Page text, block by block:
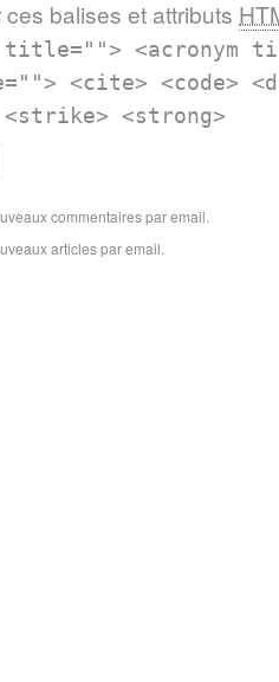
balises et attributs
<acronym
<cite> <code>
<strong>
commentaires par email.
articles par email.